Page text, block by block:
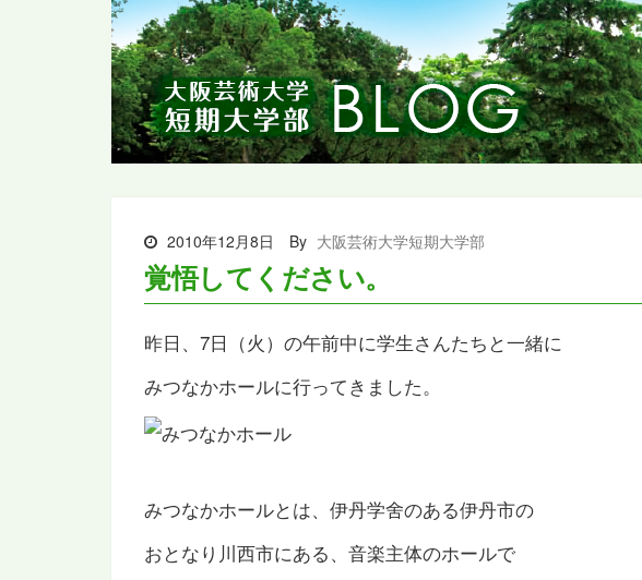
2010年12月8日 By 大阪芸術大学短期大学部
覚悟してください。
昨日、7日（火）の午前中に学生さんたちと一緒に
みつなかホールに行ってきました。
みつなかホールとは、伊丹学舍のある伊丹市の
おとなり川西市にある、音楽主体のホールで